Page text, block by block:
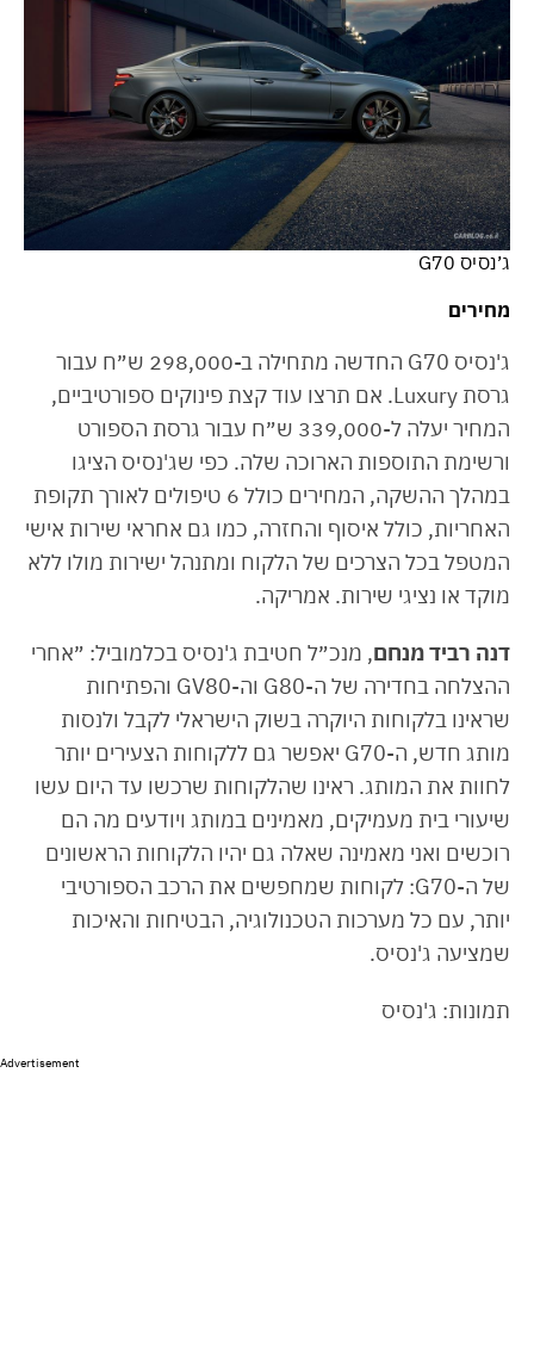
ג׳נסיס G70
מחירים
ג'נסיס G70 החדשה מתחילה ב-298,000 ש״ח עבור
גרסת Luxury. אם תרצו עוד קצת פינוקים ספורטיביים,
המחיר יעלה ל-339,000 ש״ח עבור גרסת הספורט
ורשימת התוספות הארוכה שלה. כפי שג'נסיס הציגו
במהלך ההשקה, המחירים כולל 6 טיפולים לאורך תקופת
האחריות, כולל איסוף והחזרה, כמו גם אחראי שירות אישי
המטפל בכל הצרכים של הלקוח ומתנהל ישירות מולו ללא
מוקד או נציגי שירות. אמריקה.
דנה רביד מנחם, מנכ״ל חטיבת ג'נסיס בכלמוביל: ״אחרי
ההצלחה בחדירה של ה-G80 וה-GV80 והפתיחות
שראינו בלקוחות היוקרה בשוק הישראלי לקבל ולנסות
מותג חדש, ה-G70 יאפשר גם ללקוחות הצעירים יותר
לחוות את המותג. ראינו שהלקוחות שרכשו עד היום עשו
שיעורי בית מעמיקים, מאמינים במותג ויודעים מה הם
רוכשים ואני מאמינה שאלה גם יהיו הלקוחות הראשונים
של ה-G70: לקוחות שמחפשים את הרכב הספורטיבי
יותר, עם כל מערכות הטכנולוגיה, הבטיחות והאיכות
שמציעה ג'נסיס.
תמונות: ג'נסיס
Advertisement